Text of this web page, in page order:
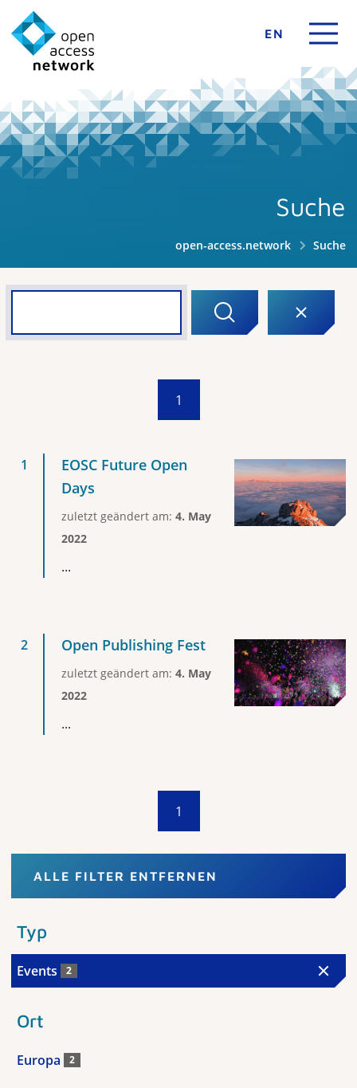
EN
Suche
open-access.network Suche
1
EOSC Future Open
Days
zuletzt geändert am: 4. May
2022
...
Open Publishing Fest
zuletzt geändert am: 4. May
2022
...
1
ALLE FILTER ENTFERNEN
Typ
Events 2
Ort
Europa 2